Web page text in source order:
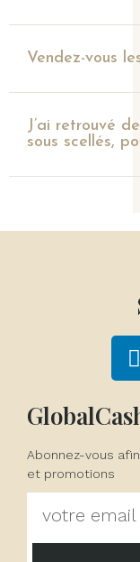
Vendez-vous
J’ai retrouvé
sous scellés,
Abonnez-vous
et promotions